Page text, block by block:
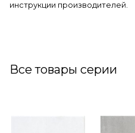
инструкции производителей.
Все товары серии